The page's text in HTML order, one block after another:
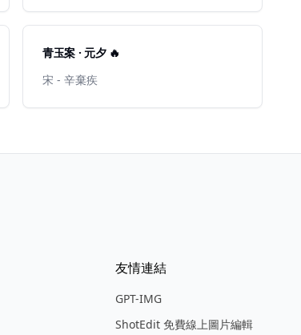
青玉案 · 元夕 🔥
宋 - 辛棄疾
友情連結
GPT-IMG
ShotEdit 免費線上圖片編輯